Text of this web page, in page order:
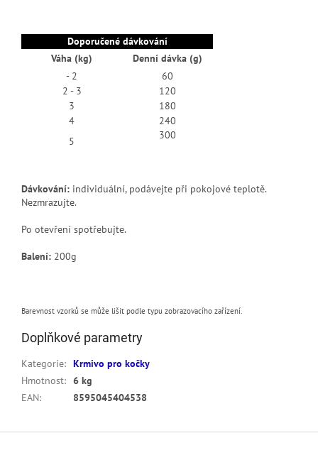
Doporučené dávkování
Váha (kg)
Denní dávka (g)
- 2
60
2 - 3
120
3
180
4
240
5
300
Dávkování: individuální, podávejte při pokojové teplotě.
Nezmrazujte.
Po otevření spotřebujte.
Balení: 200g
Barevnost vzorků se může lišit podle typu zobrazovacího zařízení.
Doplňkové parametry
Kategorie: Krmivo pro kočky
Hmotnost: 6 kg
EAN: 8595045404538